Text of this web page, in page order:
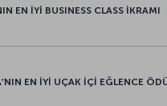
EN İYİ BUSINESS CLASS İKRAMI
EN İYİ UÇAK İÇİ EĞLENCE